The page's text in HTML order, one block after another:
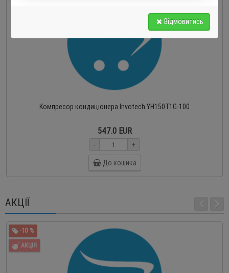
Компресор кондиціонера Invotech YH150T1G-100
547.0 EUR
- +
До кошика
АКЦІЇ
-10 %
АКЦІЯ
Відмовитись